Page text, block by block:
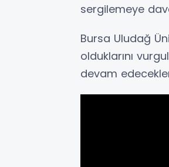
sergilemeye
Bursa Uludağ
olduklarını
devam